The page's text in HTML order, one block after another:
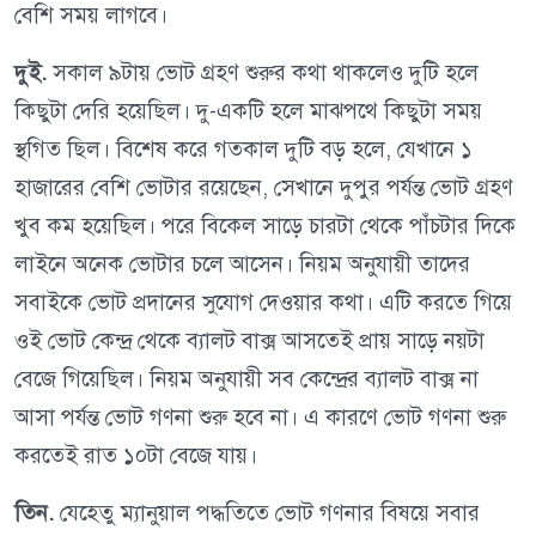
বেশি সময় লাগবে।
দুই.সকাল ৯টায় ভোট গ্রহণ শুরুর কথা থাকলেও দুটি হলে
কিছুটা দেরি হয়েছিল। দু-একটি হলে মাঝপথে কিছুটা সময়
স্থগিত ছিল। বিশেষ করে গতকাল দুটি বড় হলে, যেখানে ১
হাজারের বেশি ভোটার রয়েছেন, সেখানে দুপুর পর্যন্ত ভোট গ্রহণ
খুব কম হয়েছিল। পরে বিকেল সাড়ে চারটা থেকে পাঁচটার দিকে
লাইনে অনেক ভোটার চলে আসেন। নিয়ম অনুযায়ী তাদের
সবাইকে ভোট প্রদানের সুযোগ দেওয়ার কথা। এটি করতে গিয়ে
ওই ভোট কেন্দ্র থেকে ব্যালট বাক্স আসতেই প্রায় সাড়ে নয়টা
বেজে গিয়েছিল। নিয়ম অনুযায়ী সব কেন্দ্রের ব্যালট বাক্স না
আসা পর্যন্ত ভোট গণনা শুরু হবে না। এ কারণে ভোট গণনা শুরু
করতেই রাত ১০টা বেজে যায়।
তিন. যেহেতু ম্যানুয়াল পদ্ধতিতে ভোট গণনার বিষয়ে সবার